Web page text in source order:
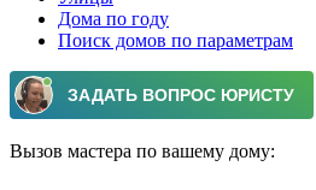
Дома по году
Поиск домов по параметрам
Вызов мастера по вашему дому: